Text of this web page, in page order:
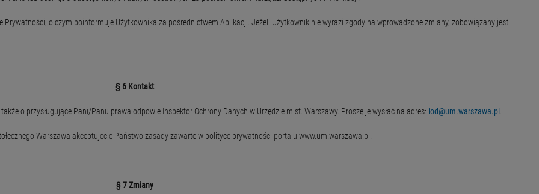
o czym poinformuje Użytkownika za pośrednictwem Aplikacji. Jeżeli Użytkownik nie wyrazi zgody na wprowadzone zmiany, zobowiązany jest
§ 6 Kontakt
o przysługujące Pani/Panu prawa odpowie Inspektor Ochrony Danych w Urzędzie m.st. Warszawy. Proszę je wysłać na adres: iod@um.warszawa.pl .
Warszawa akceptujecie Państwo zasady zawarte w polityce prywatności portalu www.um.warszawa.pl.
§ 7 Zmiany